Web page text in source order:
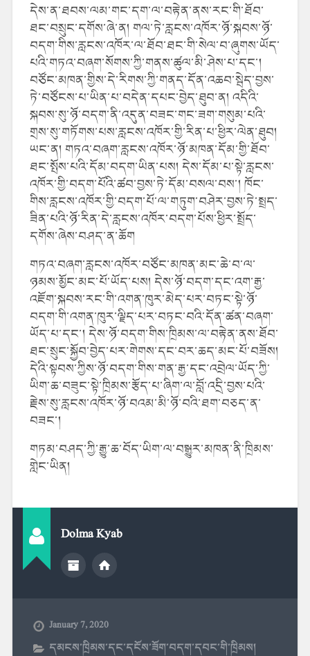
དེས་ན་ཐབས་ལམ་གང་དག་ལ་བརྟེན་ནས་རང་གི་ཐོབ་
ཐང་བསྲུང་དགོས་ཞེ་ན། གལ་ཏེ་རླངས་འཁོར་ཉོ་སྐབས་ཉོ་
བདག་གིས་རླངས་འཁོར་ལ་ཐོབ་ཐང་གི་སེལ་བ་ཞུགས་ཡོད་
པའི་གཏའ་བཞག་སོགས་ཀྱི་གནས་ཚུལ་མི་ཤེས་པ་དང་།
བཙོང་མཁན་གྱིས་དེ་རིགས་ཀྱི་གནད་དོན་འཆབ་སྦེད་བྱས་
ཏེ་བཙོངས་པ་ཡིན་པ་བདེན་དཔང་བྱེད་ཐུབ་ན། འདིའི་
སྐབས་སུ་ཉོ་བདག་ནི་འདུན་བཟང་གང་ཟག་གསུམ་པའི་
གྲས་སུ་གཏོགས་པས་རླངས་འཁོར་གྱི་རིན་པ་ཕྱིར་ལེན་ཐུབ།
ཡང་ན། གཏའ་བཞག་རླངས་འཁོར་ཉོ་མཁན་དོམ་གྱི་ཐོབ་
ཐང་སྤོས་པའི་དོམ་བདག་ཡིན་པས། དེས་དོམ་པ་སྟེ་རླངས་
འཁོར་གྱི་བདག་པོའི་ཚབ་བྱས་ཏེ་དོམ་བསལ་བས་། ཁོང་
གིས་རླངས་འཁོར་གྱི་བདག་པོ་ལ་གཏུག་བཤེར་བྱས་ཏེ་སྤྲད་
ཟིན་པའི་ཉོ་རིན་དེ་རླངས་འཁོར་བདག་པོས་ཕྱིར་སྤྲོད་
དགོས་ཞེས་བཤད་ན་ཆོག
གཏའ་བཞག་རླངས་འཁོར་བཙོང་མཁན་མང་ཆེ་བ་ལ་
ཉམས་མྱོང་མང་པོ་ཡོད་པས། དེས་ཉོ་བདག་དང་འག་རྒྱ་
འཇོག་སྐབས་རང་གི་འགན་ཁུར་མེད་པར་བཏང་སྟེ་ཉོ་
བདག་གི་འགན་ཁུར་ལྗིད་པར་བཏང་བའི་དོན་ཚན་བཞག་
ཡོད་པ་དང་། དེས་ཉོ་བདག་གིས་ཁྲིམས་ལ་བརྟེན་ནས་ཐོབ་
ཐང་སྲུང་སྐྱོབ་བྱེད་པར་གེགས་དང་བར་ཆད་མང་པོ་བཟོས།
དེའི་སྟབས་ཀྱིས་ཉོ་བདག་གིས་གན་རྒྱ་དང་འབྲེལ་ཡོད་ཀྱི་
ཡིག་ཆ་བཟུང་སྟེ་ཁྲིམས་རྩོད་པ་ཞིག་ལ་བློ་འདྲི་བྱས་པའི་
རྗེས་སུ་རླངས་འཁོར་ཉོ་བའམ་མི་ཉོ་བའི་ཐག་བཅད་ན་
བཟང་།
གཏམ་བཤད་ཀྱི་རྒྱུ་ཆ་བོད་ཡིག་ལ་བསྒྱུར་མཁན་ནི་ཁྲིམས་
གླེང་ཡིན།
Dolma Kyab
January 7, 2020
དམངས་ཁྲིམས་དང་དངོས་ཟོག་བདག་དབང་གི་ཁྲིམས།